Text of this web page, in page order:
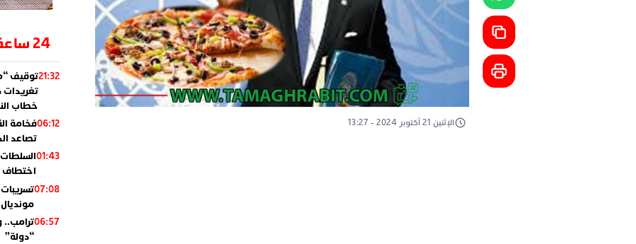
الإثنين 21 أكتوبر 2024 - 13:27
24 ساعة
21:32توقيف
خطاب
06:12فخامة
تصاعد
01:43
اختطاف
07:08
مونديال 2010
06:57ترامب..
“دولة”